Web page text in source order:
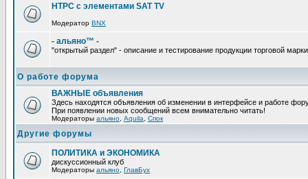
HTPC с элементами SAT TV
Модератор BNX
- альяно™ -
"открытый раздел" - описание и тестирование продукции торговой
О работе форума
ВАЖНЫЕ объявления
Здесь находятся объявления об изменении в интерфейсе и работе
При появлении новых сообщений всем внимательно читать!
Модераторы альяно Aquila Спок
Другие форумы
ПОЛИТИКА и ЭКОНОМИКА
дискуссионный клуб
Модераторы альяно ГлавБух